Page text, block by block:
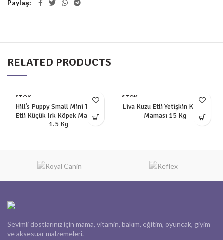
Paylaş
RELATED PRODUCTS
STOK
YOK
Hill’s Puppy Small Mini Tavuk
Etli Küçük Irk Köpek Maması
1.5 Kg
STOK
Liva Kuzu Etli Yetişkin Köpek
Maması 15 Kg
Sevimli dostlarınız için mama, vitamin, bakım, eğitim, oyuncak, giyim
ve aksesuar malzemeleri.